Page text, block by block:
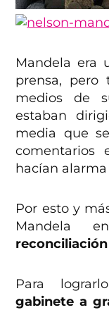
Mandela era
prensa,
medios de
estaban
media que
comentarios
hacían
Por esto y
Mandela
Para
gabinete a